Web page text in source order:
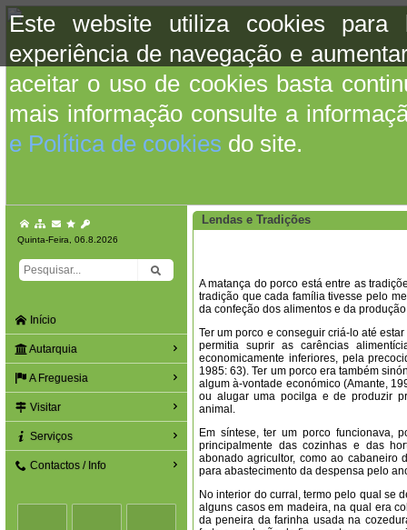
Este website utiliza cookies para
experiência de navegação e
aceitar o uso de cookies basta
mais informação consulte a
e Política de cookies do site.
Quinta-Feira, 06.8.2026
Início
Autarquia
A Freguesia
Visitar
Serviços
Contactos / Info
Lendas e Tradições
A matança do porco está entre as
tradição que cada família tivesse pelo
da confeção dos alimentos e da
Ter um porco e conseguir criá-lo até
permitia suprir as carências
economicamente inferiores, pela
1985: 63). Ter um porco era também
algum à-vontade económico (Amante,
ou alugar uma pocilga e de produzir
animal.
Em síntese, ter um porco funcionava,
principalmente das cozinhas e das
abonado agricultor, como ao cabaneiro
para abastecimento da despensa pelo
No interior do curral, termo pelo qual se
alguns casos em madeira, na qual era
da peneira da farinha usada na